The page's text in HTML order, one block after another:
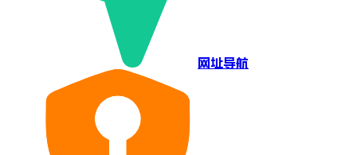
网址导航